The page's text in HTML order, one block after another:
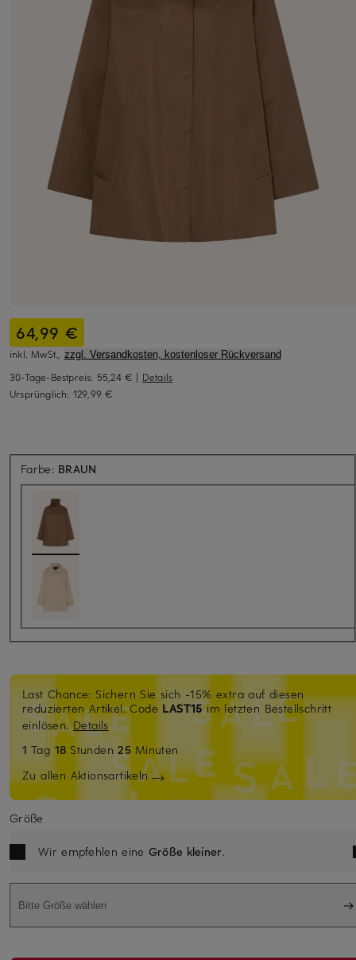
64,99 €
inkl. MwSt., zzgl. Versandkosten, kostenloser Rückversand
30-Tage-Bestpreis: 55,24 € | Details
Ursprünglich: 129,99 €
Farbe: BRAUN
Last Chance: Sichern Sie sich -15% extra auf diesen
reduzierten Artikel. Code LAST15im letzten Bestellschritt
einlösen.Details
1 Tag 18 Stunden25 Minuten
Zu allen Aktionsartikeln
Größe
Wir empfehlen eine Größe kleiner.
Bitte Größe wählen